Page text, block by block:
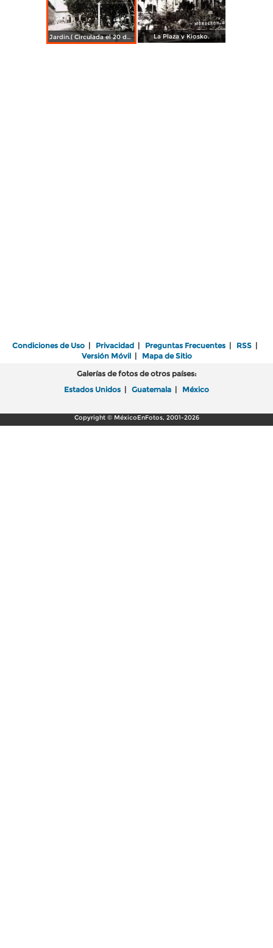
Jardin.( Circulada el 20 de Junio de 1957 ). La Plaza y Kiosko.
Condiciones de Uso | Privacidad | Preguntas Frecuentes | RSS |
Versión Móvil| Mapa de Sitio
Galerías de fotos de otros países:
Estados Unidos | Guatemala | México
Copyright © MéxicoEnFotos, 2001-2026